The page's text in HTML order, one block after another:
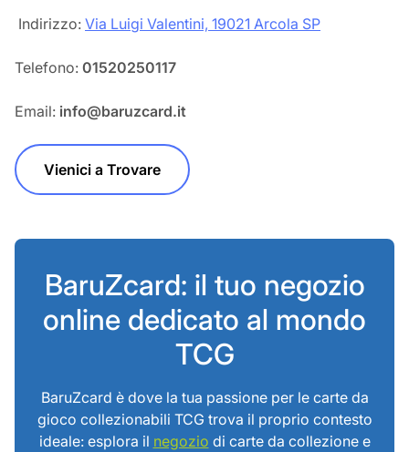
‎‎ Indirizzo: Via Luigi Valentini, 19021 Arcola SP
Telefono: 01520250117
Email: info@baruzcard.it
Vienici a Trovare
BaruZcard: il tuo negozio
online dedicato al mondo
TCG
BaruZcard è dove la tua passione per le carte da
gioco collezionabili TCG trova il proprio contesto
ideale: esplora il negozio di carte da collezione e